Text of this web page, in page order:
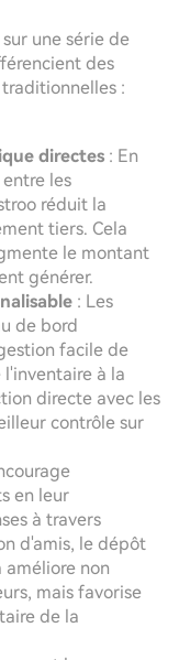
une série de
des
:
directes : En
les
réduit la
tiers. Cela
le montant
générer.
: Les
de bord
facile de
l'inventaire à la
directe avec les
contrôle sur
en leur
à travers
d'amis, le dépôt
améliore non
mais favorise
de la